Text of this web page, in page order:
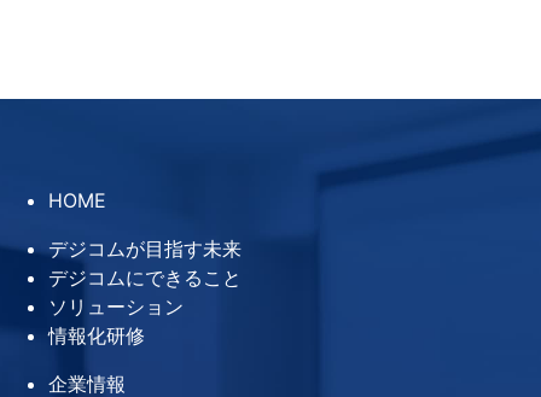
HOME
デジコムが目指す未来
デジコムにできること
ソリューション
情報化研修
企業情報